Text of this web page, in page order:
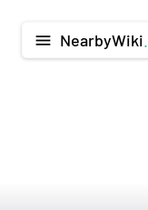
menu NearbyWiki